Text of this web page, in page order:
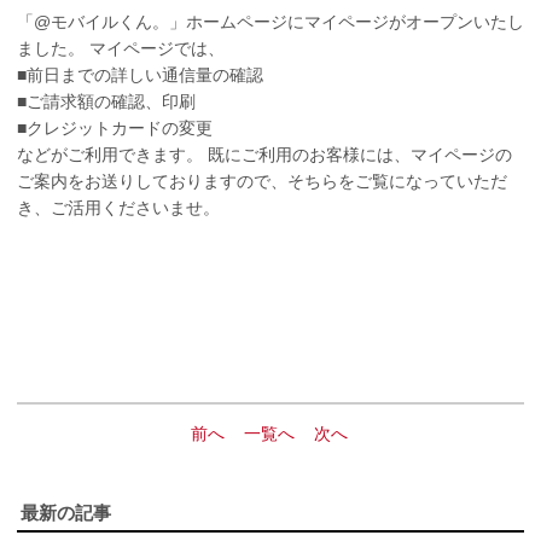
「@モバイルくん。」ホームページにマイページがオープンいたし
ました。 マイページでは、
■前日までの詳しい通信量の確認
■ご請求額の確認、印刷
■クレジットカードの変更
などがご利用できます。 既にご利用のお客様には、マイページの
ご案内をお送りしておりますので、そちらをご覧になっていただ
き、 ご活用くださいませ。
前へ 一覧へ 次へ
最新の記事